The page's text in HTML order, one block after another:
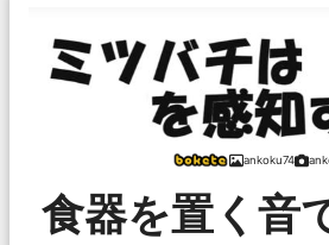
ankoku74
食器を置く音